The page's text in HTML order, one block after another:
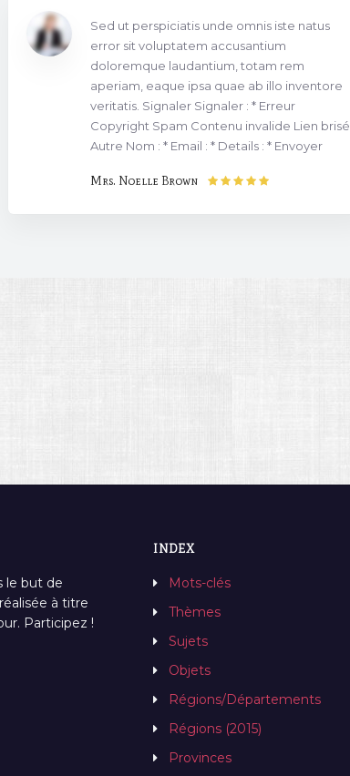
Sed ut perspiciatis unde omnis iste natus
error sit voluptatem accusantium
doloremque laudantium, totam rem
aperiam, eaque ipsa quae ab illo inventore
veritatis. Signaler Signaler : * Erreur
Copyright Spam Contenu invalide Lien brisé
Autre Nom : * Email : * Details : * Envoyer
Mrs. Noelle Brown
le but de
à titre
Participez !
INDEX
Mots-clés
Thèmes
Sujets
Objets
Régions/Départements
Régions (2015)
Provinces